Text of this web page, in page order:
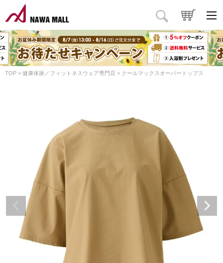
TOP 健康体操／フィットネスウェア専門店 クールマックスオーバートップス